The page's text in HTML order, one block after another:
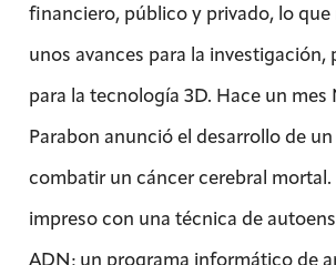
financiero, público y privado, lo que
unos avances para la investigación,
para la tecnología 3D. Hace un mes
Parabon anunció el desarrollo de
combatir un cáncer cerebral
impreso con una técnica de
ADN; un programa informático de